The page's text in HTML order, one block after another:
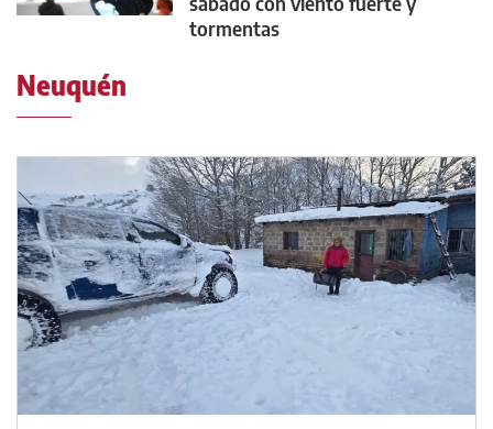
tormentas
Neuquén